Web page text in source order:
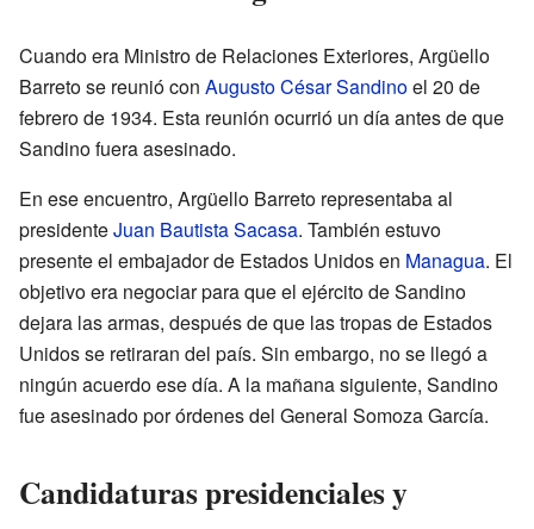
Cuando era Ministro de Relaciones Exteriores, Argüello
Barreto se reunió con Augusto César Sandinoel 20 de
febrero de 1934. Esta reunión ocurrió un día antes de que
Sandino fuera asesinado.
En ese encuentro, Argüello Barreto representaba al
presidenteJuan Bautista Sacasa. También estuvo
presente el embajador de Estados Unidos en Managua. El
objetivo era negociar para que el ejército de Sandino
dejara las armas, después de que las tropas de Estados
Unidos se retiraran del país. Sin embargo, no se llegó a
ningún acuerdo ese día. A la mañana siguiente, Sandino
fue asesinado por órdenes del General Somoza García.
Candidaturas presidenciales y